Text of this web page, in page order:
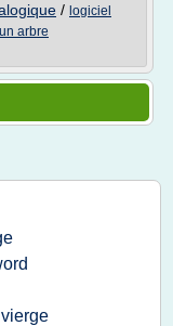
/ logiciel
arbre